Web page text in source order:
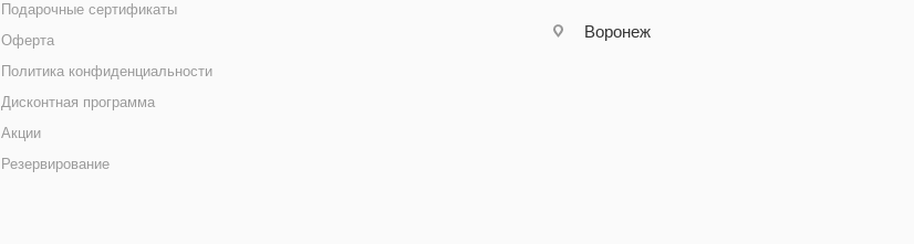
Подарочные сертификаты
Оферта
Политика конфиденциальности
Дисконтная программа
Акции
Резервирование
Воронеж